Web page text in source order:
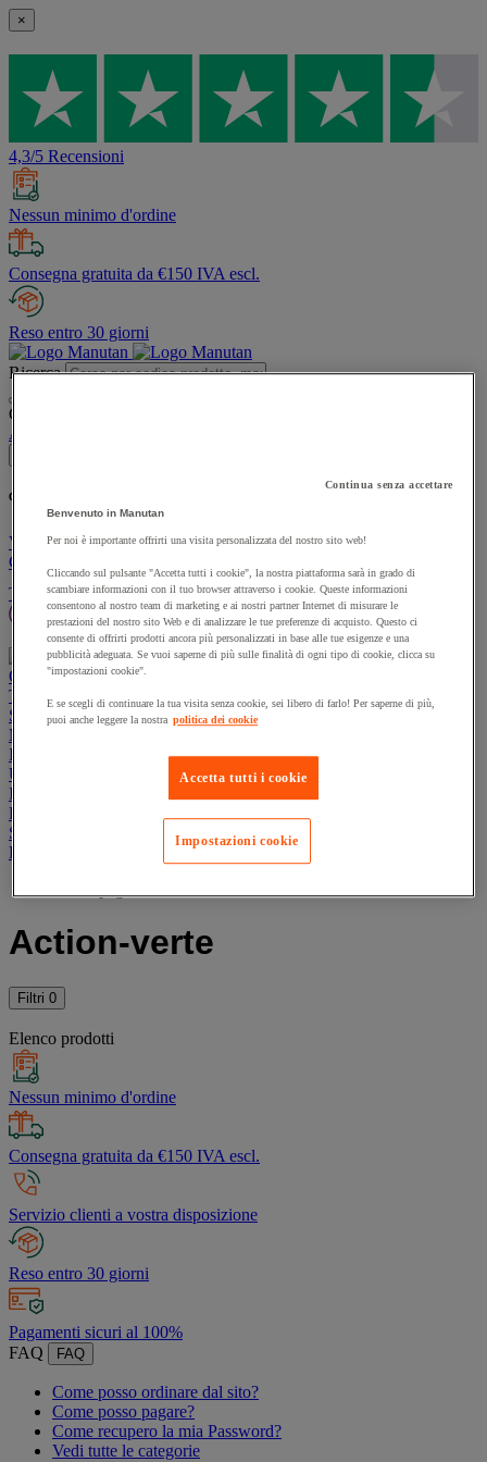
×
4,3/5 Recensioni
Nessun minimo d'ordine
Consegna gratuita da €150 IVA escl.
Reso entro 30 giorni
Ricerca
Contenuti del sito consigliati e menù cronologia delle ricerche
Account
% nuovo/i prodotto/i:
Vai al carrello
Continua
Tutti i prodotti
Offerte
Prodotti sostenibili
Manutan Expert
Prodotti in pronta consegna
Traccia il tuo ordine
Ordine rapido Contatti
Offerte Prodotti sostenibili
Traccia il tuo ordine
Ordine rapido
Contatti
Sicurezza e salute
Magazzino
Igiene
Ufficio e smart working
Imballaggio e contenitori
Forniture industriali e utensili
Spazi esterni
Ristorazione
Action-verte
Filtri 0
Elenco prodotti
Nessun minimo d'ordine
Consegna gratuita da €150 IVA escl.
Servizio clienti a vostra disposizione
Reso entro 30 giorni
Pagamenti sicuri al 100%
FAQ
FAQ
Come posso ordinare dal sito?
Come posso pagare?
Come recupero la mia Password?
Vedi tutte le categorie
Continua senza accettare
Benvenuto in Manutan
Per noi è importante offrirti una visita personalizzata del nostro sito web!
Cliccando sul pulsante "Accetta tutti i cookie", la nostra piattaforma sarà in grado di
scambiare informazioni con il tuo browser attraverso i cookie. Queste informazioni
consentono al nostro team di marketing e ai nostri partner Internet di misurare le
prestazioni del nostro sito Web e di analizzare le tue preferenze di acquisto. Questo ci
consente di offrirti prodotti ancora più personalizzati in base alle tue esigenze e una
pubblicità adeguata. Se vuoi saperne di più sulle finalità di ogni tipo di cookie, clicca su
"impostazioni cookie".
E se scegli di continuare la tua visita senza cookie, sei libero di farlo! Per saperne di più,
puoi anche leggere la nostra politica dei cookie
Accetta tutti i cookie
Impostazioni cookie